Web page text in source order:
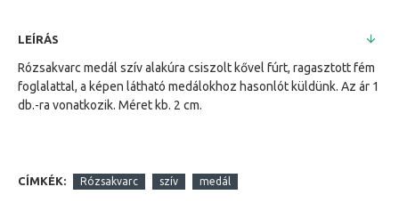
LEÍRÁS
Rózsakvarc medál szív alakúra csiszolt kővel fúrt, ragasztott fém
foglalattal, a képen látható medálokhoz hasonlót küldünk. Az ár 1
db.-ra vonatkozik. Méret kb. 2 cm.
CÍMKÉK: Rózsakvarc szív medál